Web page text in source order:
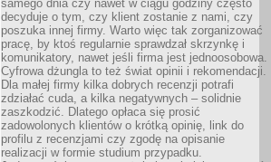
samego dnia czy nawet w ciągu godziny często
decyduje o tym, czy klient zostanie z nami, czy
poszuka innej firmy. Warto więc tak zorganizować
pracę, by ktoś regularnie sprawdzał skrzynkę i
komunikatory, nawet jeśli firma jest jednoosobowa.
Cyfrowa dżungla to też świat opinii i rekomendacji.
Dla małej firmy kilka dobrych recenzji potrafi
zdziałać cuda, a kilka negatywnych – solidnie
zaszkodzić. Dlatego opłaca się prosić
zadowolonych klientów o krótką opinię, link do
profilu z recenzjami czy zgodę na opisanie
realizacji w formie studium przypadku.